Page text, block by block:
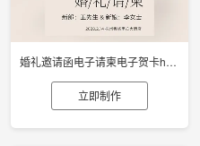
婚礼邀请函电子请柬电子贺卡h5制作
立即制作